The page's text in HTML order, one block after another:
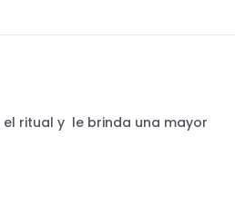
ritual y le brinda una mayor